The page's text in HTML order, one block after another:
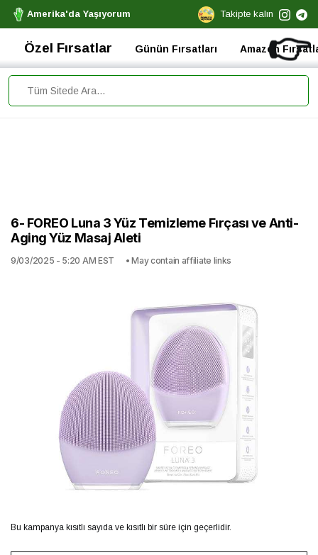
Amerika'da Yaşıyorum Takipte kalın
👉
Özel Fırsatlar Günün Fırsatları Amazon
6- FOREO Luna 3 Yüz Temizleme Fırçası ve Anti-
Aging Yüz Masaj Aleti
9/03/2025 - 5:20 AM EST • May contain affiliate links
Bu kampanya kısıtlı sayıda ve kısıtlı bir süre için geçerlidir.